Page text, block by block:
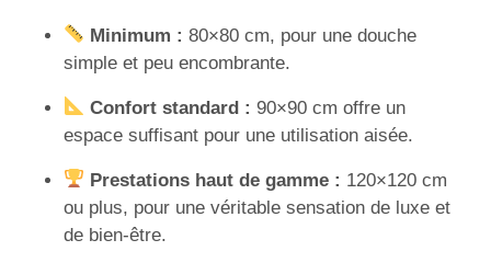
Minimum : 80×80 cm, pour une douche
simple et peu encombrante.
Confort standard : 90×90 cm offre un
espace suffisant pour une utilisation aisée.
Prestations haut de gamme : 120×120 cm
ou plus, pour une véritable sensation de luxe et
de bien-être.